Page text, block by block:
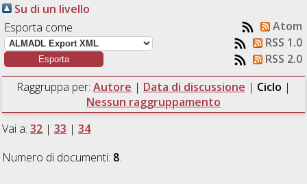
Su di un livello
Esporta come
Atom
RSS 1.0
RSS 2.0
Raggruppa per: Autore | Data di discussione | Ciclo |
Nessun raggruppamento
Vai a:32 |33 |34
Numero di documenti: 8.